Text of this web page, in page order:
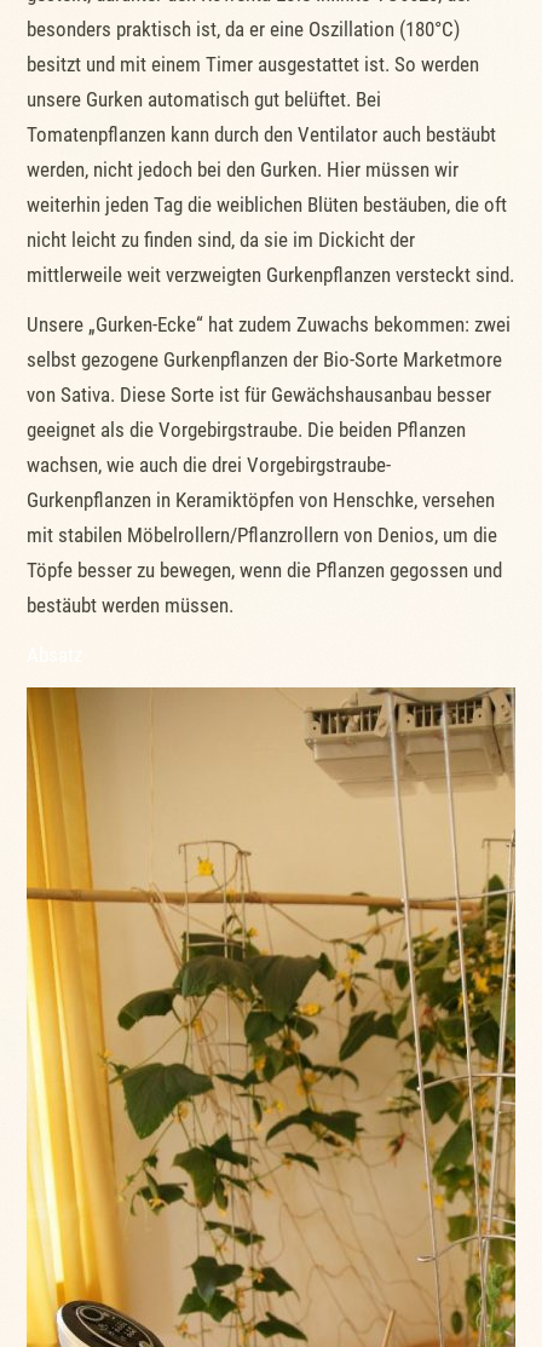
besonders praktisch ist, da er eine Oszillation (180°C)
besitzt und mit einem Timer ausgestattet ist. So werden
unsere Gurken automatisch gut belüftet. Bei
Tomatenpflanzen kann durch den Ventilator auch bestäubt
werden, nicht jedoch bei den Gurken. Hier müssen wir
weiterhin jeden Tag die weiblichen Blüten bestäuben, die oft
nicht leicht zu finden sind, da sie im Dickicht der
mittlerweile weit verzweigten Gurkenpflanzen versteckt sind.
Unsere „Gurken-Ecke“ hat zudem Zuwachs bekommen: zwei
selbst gezogene Gurkenpflanzen der Bio-Sorte Marketmore
von Sativa. Diese Sorte ist für Gewächshausanbau besser
geeignet als die Vorgebirgstraube. Die beiden Pflanzen
wachsen, wie auch die drei Vorgebirgstraube-
Gurkenpflanzen in Keramiktöpfen von Henschke, versehen
mit stabilen Möbelrollern/Pflanzrollern von Denios, um die
Töpfe besser zu bewegen, wenn die Pflanzen gegossen und
bestäubt werden müssen.